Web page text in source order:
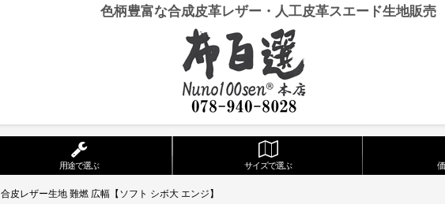
色柄豊富な合成皮革レザー・人工皮革スエード生地販売
用途で選ぶ サイズで選ぶ
合皮レザー生地 難燃 広幅【ソフト シボ大 エンジ】